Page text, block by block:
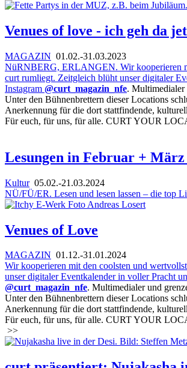
Venues of love - ich geh da
MAGAZIN 01.02.-31.03.2023
NüRNBERG, ERLANGEN. Wir kooperieren
curt rumliegt. Zeitgleich blüht unser digitaler
Instagram @curt_magazin_nfe.
Unter den Bühnenbrettern dieser Locations
Anerkennung für die dort stattfindende,
Für euch, für uns, für alle. CURT YOUR
Lesungen in Februar +
Kultur05.02.-21.03.2024
NÜ/FÜ/ER. Lesen und lesen lassen – die top
Venues of Love
MAGAZIN 01.12.-31.01.2024
Wir kooperieren mit den coolsten und
unser digitaler Eventkalender in voller Pracht
@curt_magazin_nfe. Multimedialer und
Unter den Bühnenbrettern dieser Locations
Anerkennung für die dort stattfindende,
Für euch, für uns, für alle. CURT YOUR
>>